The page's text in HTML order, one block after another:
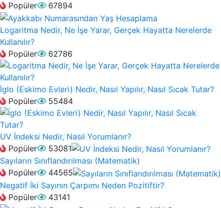
Popüler
67894
Logaritma Nedir, Ne İşe Yarar, Gerçek Hayatta Nerelerde
Kullanılır?
Popüler
62786
İglo (Eskimo Evleri) Nedir, Nasıl Yapılır, Nasıl Sıcak Tutar?
Popüler
55484
UV İndeksi Nedir, Nasıl Yorumlanır?
Popüler
53081
Sayıların Sınıflandırılması (Matematik)
Popüler
44565
Negatif İki Sayının Çarpımı Neden Pozitiftir?
Popüler
43141